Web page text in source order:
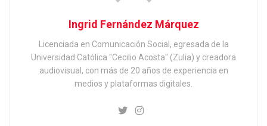
Ingrid Fernández Márquez
Licenciada en Comunicación Social, egresada de la
Universidad Católica "Cecilio Acosta" (Zulia) y creadora
audiovisual, con más de 20 años de experiencia en
medios y plataformas digitales.